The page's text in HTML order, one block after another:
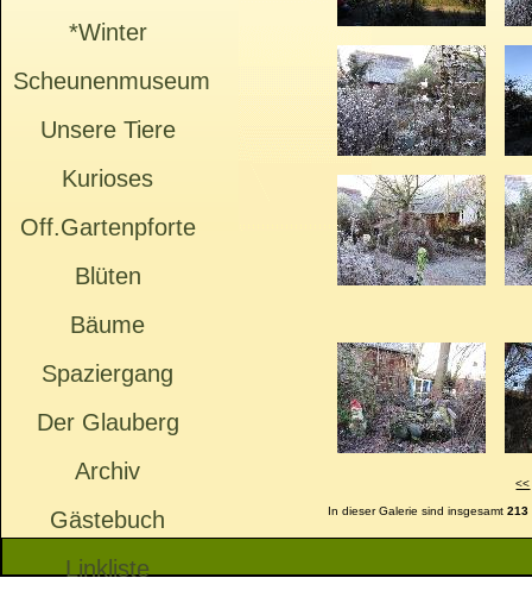
*Winter
Scheunenmuseum
Unsere Tiere
Kurioses
Off.Gartenpforte
Blüten
Bäume
Spaziergang
Der Glauberg
Archiv
Gästebuch
Linkliste
<<
In dieser Galerie sind insgesamt